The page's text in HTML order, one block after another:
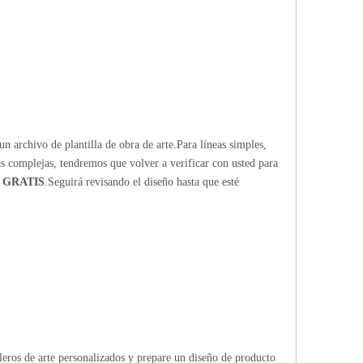
archivo de plantilla de obra de arte.Para líneas simples,
complejas, tendremos que volver a verificar con usted para
GRATIS .Seguirá revisando el diseño hasta que esté
de arte personalizados y prepare un diseño de producto